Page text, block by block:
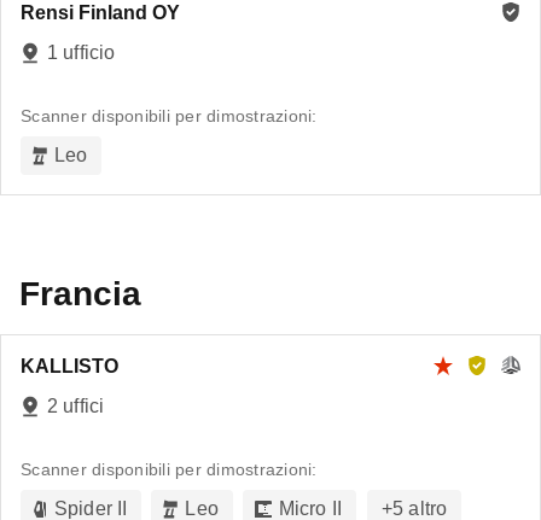
Rensi Finland OY
1 ufficio
Scanner disponibili per dimostrazioni:
Leo
Francia
KALLISTO
2 uffici
Scanner disponibili per dimostrazioni:
Spider II Leo Micro II +5 altro